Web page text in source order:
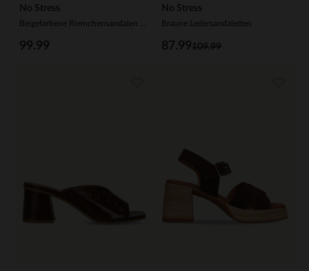
No Stress
99.99
No Stress
Braune Ledersandaletten
109.99
87.99